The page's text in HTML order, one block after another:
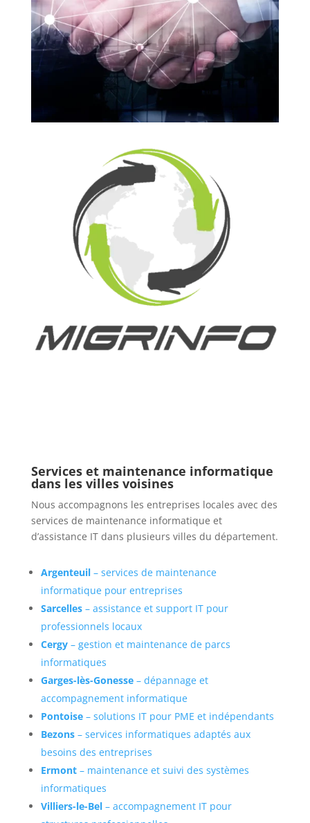
Services et maintenance informatique
dans les villes voisines
Nous accompagnons les entreprises locales avec des
services de maintenance informatique et
d’assistance IT dans plusieurs villes du département.
Argenteuil– services de maintenance
informatique pour entreprises
Sarcelles– assistance et support IT pour
professionnels locaux
Cergy– gestion et maintenance de parcs
informatiques
Garges-lès-Gonesse– dépannage et
accompagnement informatique
Pontoise– solutions IT pour PME et indépendants
Bezons– services informatiques adaptés aux
besoins des entreprises
Ermont– maintenance et suivi des systèmes
informatiques
Villiers-le-Bel– accompagnement IT pour